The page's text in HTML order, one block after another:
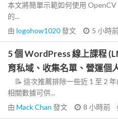
本文將簡單示範如何使用
的...
由 logohow1020發文 5 小時
5 個 WordPress 線上課程
育私域、收集名單、營運個
📝 這次推薦排除一些近 1 至 2
相關數據可供...
由 Mack Chan 發文 8 小時前